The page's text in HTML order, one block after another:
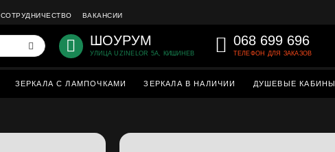
СОТРУДНИЧЕСТВО ВАКАНСИИ
ШОУРУМ
УЛИЦА UZINELOR 5A, КИШИНЕВ
068 699 696
ТЕЛЕФОН ДЛЯ ЗАКАЗОВ
ЗЕРКАЛА С ЛАМПОЧКАМИ ЗЕРКАЛА В НАЛИЧИИ ДУШЕВЫЕ КАБИНЫ